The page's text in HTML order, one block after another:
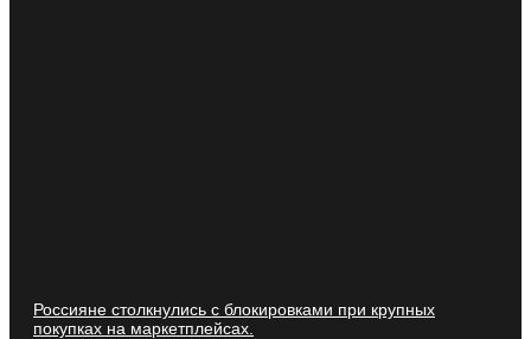
Россияне столкнулись с блокировками при крупных
покупках на маркетплейсах.